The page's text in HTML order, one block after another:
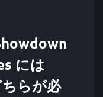
には
らが必